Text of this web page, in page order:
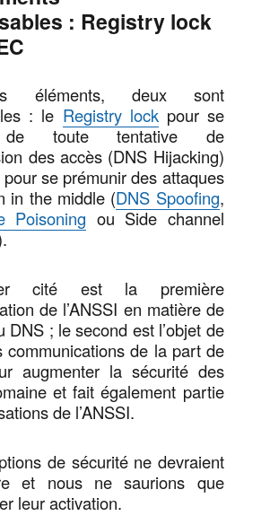
: Registry lock
éléments, deux sont
: le Registry lockpour se
de toute tentative de
des accès (DNS Hijacking)
pour se prémunir des attaques
in the middle (DNS Spoofing,
Poisoning ou Side channel
cité est la première
de l’ANSSI en matière de
DNS ; le second est l’objet de
communications de la part de
augmenter la sécurité des
et fait également partie
de l’ANSSI.
de sécurité ne devraient
et nous ne saurions que
leur activation.